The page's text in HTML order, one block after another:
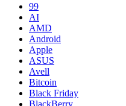
99
AI
AMD
Android
Apple
ASUS
Avell
Bitcoin
Black Friday
BlackBerry